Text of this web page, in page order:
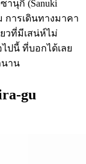
านุกิ (Sanuki
การเดินทางมาคา
วที่มีเสน่ห์ไม่
ปนี้ ที่บอกได้เลย
นาน
gu